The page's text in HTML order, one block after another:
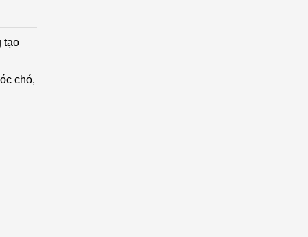
tạo
chó,